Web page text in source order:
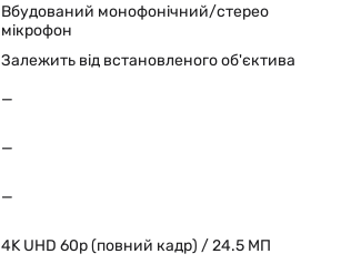
Вбудований монофонічний/стерео
мікрофон
Залежить від встановленого об'єктива
—
—
—
4K UHD 60p (повний кадр) / 24.5 МП